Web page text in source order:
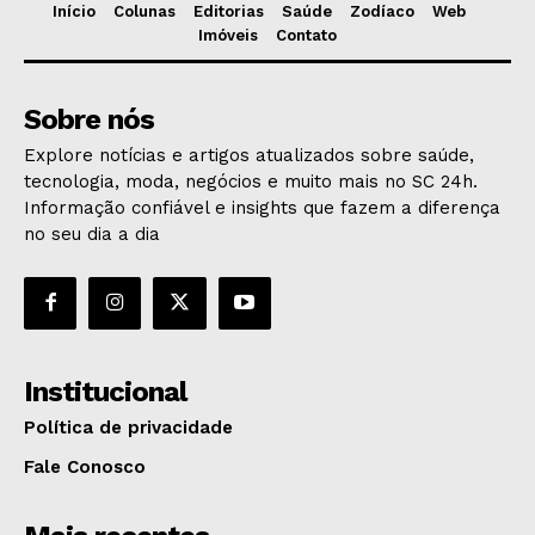
Início Colunas Editorias Saúde Zodíaco
Web
Imóveis
Contato
Sobre nós
Explore notícias e artigos atualizados sobre saúde,
tecnologia, moda, negócios e muito mais no SC 24h.
Informação confiável e insights que fazem a diferença
no seu dia a dia
Institucional
Política de privacidade
Fale Conosco